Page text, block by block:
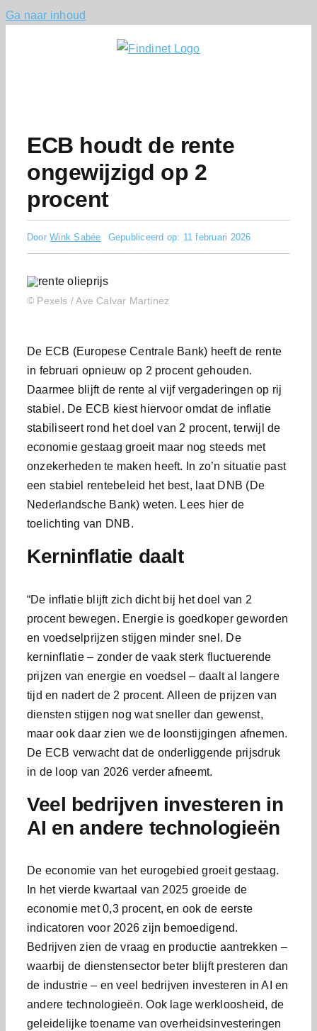
Ga naar inhoud
ECB houdt de rente
ongewijzigd op 2
procent
DoorWink Sabée Gepubliceerd op: 11 februari 2026
© Pexels / Ave Calvar Martinez
De ECB (Europese Centrale Bank) heeft de rente
in februari opnieuw op 2 procent gehouden.
Daarmee blijft de rente al vijf vergaderingen op rij
stabiel. De ECB kiest hiervoor omdat de inflatie
stabiliseert rond het doel van 2 procent, terwijl de
economie gestaag groeit maar nog steeds met
onzekerheden te maken heeft. In zo’n situatie past
een stabiel rentebeleid het best, laat DNB (De
Nederlandsche Bank) weten. Lees hier de
toelichting van DNB.
Kerninflatie daalt
“De inflatie blijft zich dicht bij het doel van 2
procent bewegen. Energie is goedkoper geworden
en voedselprijzen stijgen minder snel. De
kerninflatie – zonder de vaak sterk fluctuerende
prijzen van energie en voedsel – daalt al langere
tijd en nadert de 2 procent. Alleen de prijzen van
diensten stijgen nog wat sneller dan gewenst,
maar ook daar zien we de loonstijgingen afnemen.
De ECB verwacht dat de onderliggende prijsdruk
in de loop van 2026 verder afneemt.
Veel bedrijven investeren in
AI en andere technologieën
De economie van het eurogebied groeit gestaag.
In het vierde kwartaal van 2025 groeide de
economie met 0,3 procent, en ook de eerste
indicatoren voor 2026 zijn bemoedigend.
Bedrijven zien de vraag en productie aantrekken –
waarbij de dienstensector beter blijft presteren dan
de industrie – en veel bedrijven investeren in AI en
andere technologieën. Ook lage werkloosheid, de
geleidelijke toename van overheidsinvesteringen